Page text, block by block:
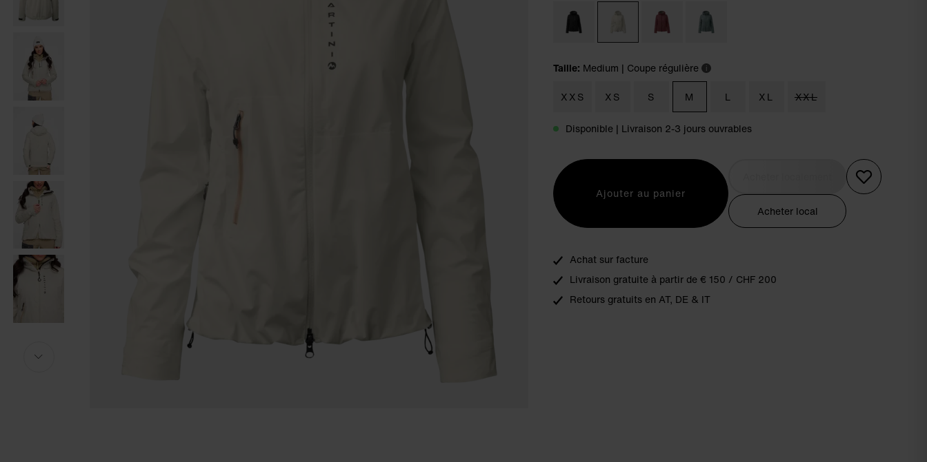
Taille: Medium | Coupe régulière i
XXS XS S M L XL XXL
Disponible | Livraison 2-3 jours ouvrables
Ajouter au panier
Acheter local
Achat sur facture
Livraison gratuite à partir de € 150 / CHF 200
Retours gratuits en AT, DE & IT